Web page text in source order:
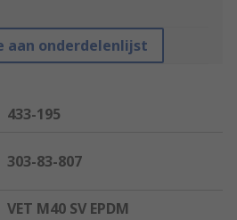
aan onderdelenlijst
433-195
303-83-807
VET M40 SV EPDM